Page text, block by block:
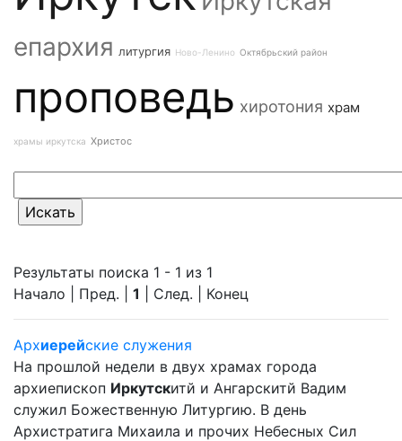
епархия литургия Ново-Ленино Октябрьский район
проповедь хиротония храм
храмы иркутска Христос
Результаты поиска 1 - 1 из 1
Начало | Пред. | 1 | След. | Конец
Архиерейские служения
На прошлой недели в двух храмах города
архиепископ Иркутскитй и Ангарскитй Вадим
служил Божественную Литургию. В день
Архистратига Михаила и прочих Небесных Сил